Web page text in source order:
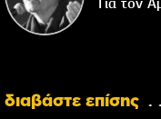
διαβάστε επίσης